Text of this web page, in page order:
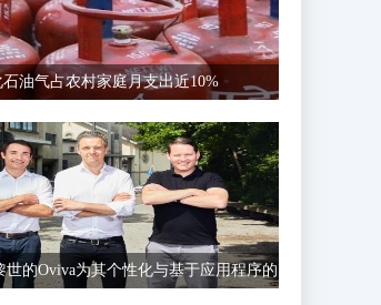
石油气占农村家庭月支出近10%
世的Oviva为其个性化与基于应用程序的